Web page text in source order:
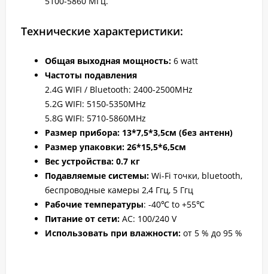
Технические характеристики:
Общая выходная мощность: 6 watt
Частоты подавления
2.4G WIFI / Bluetooth: 2400-2500MHz
5.2G WIFI: 5150-5350MHz
5.8G WIFI: 5710-5860MHz
Размер прибора: 13*7,5*3,5см (без антенн)
Размер упаковки: 26*15,5*6,5см
Вес устройства: 0.7 кг
Подавляемые системы: Wi-Fi точки, bluetooth,
беспроводные камеры 2,4 Ггц, 5 Ггц
Рабочие температуры: -40℃ to +55℃
Питание от сети: AC: 100/240 V
Использовать при влажности: от 5 % до 95 %